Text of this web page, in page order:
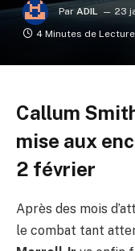
Par ADIL 23
4 Minutes de Lecture
Callum
mise aux
2 février
Après des mois
le combat tant